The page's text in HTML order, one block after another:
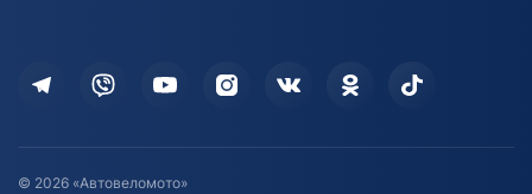
Дополнительные услуги
Оставить отзыв
Договор публичной оферты
© 2026 «Автовеломото»